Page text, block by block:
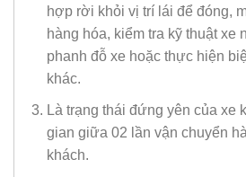
hợp rời khỏi vị trí lái để đóng,
hàng hóa, kiểm tra kỹ thuật xe
phanh đỗ xe hoặc thực hiện
khác.
Là trạng thái đứng yên của xe
gian giữa 02 lần vận chuyển
khách.